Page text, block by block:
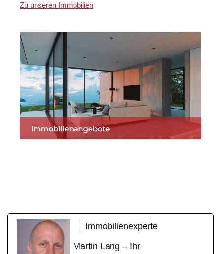
Zu unseren Immobilien
Immobilienexperte
Martin Lang – Ihr